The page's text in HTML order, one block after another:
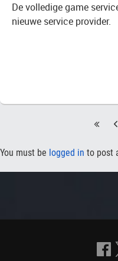
De volledige game
nieuwe service provider.
You must be logged in to post